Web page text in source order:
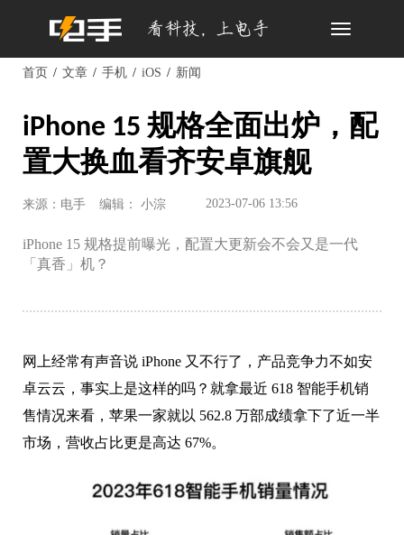
Toggle
首页 文章 手机 iOS 新闻
iPhone 15 规格全面出炉，配
置大换血看齐安卓旗舰
来源：电手 编辑： 小淙 2023-07-06 13:56
iPhone 15 规格提前曝光，配置大更新会不会又是一代
「真香」机？
网上经常有声音说 iPhone 又不行了，产品竞争力不如安
卓云云，事实上是这样的吗？就拿最近 618 智能手机销
售情况来看，苹果一家就以 562.8 万部成绩拿下了近一半
市场，营收占比更是高达 67%。